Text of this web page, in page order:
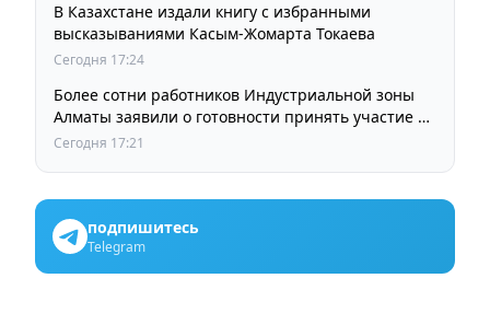
В Казахстане издали книгу с избранными
высказываниями Касым-Жомарта Токаева
Сегодня 17:24
Более сотни работников Индустриальной зоны
Алматы заявили о готовности принять участие в
выборах членов Курылтая
Сегодня 17:21
подпишитесь
Telegram